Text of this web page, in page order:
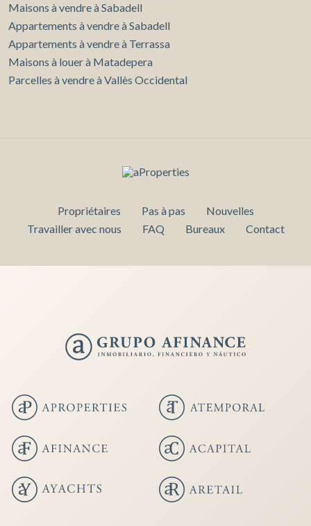
Maisons à vendre à Sabadell
Appartements à vendre à Sabadell
Appartements à vendre à Terrassa
Maisons à louer à Matadepera
Parcelles à vendre à Vallès Occidental
Propriétaires Pas à pas
Nouvelles
Travailler avec nous
FAQ Bureaux Contact
Enregistrer les paramètres Tout accepter